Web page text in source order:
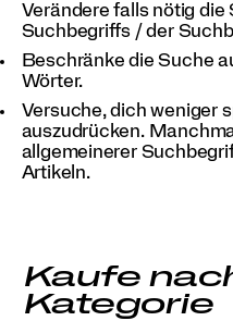
Verändere falls nötig die
Suchbegriffs / der
Beschränke die Suche
Wörter.
Versuche, dich weniger
auszudrücken.
allgemeinerer
Artikeln.
Kaufe
Kategorie